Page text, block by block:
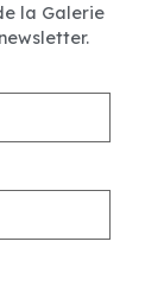
la Galerie